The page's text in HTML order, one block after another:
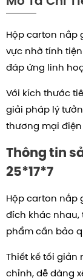
Hộp carton nắp
vực nhờ tính
đáp ứng linh
Với kích thước
giải pháp lý
thương mại điện
Thông tin
25*17*7
Hộp carton nắp
đích khác
phẩm cần bảo
Thiết kế tối giản
chỉnh, dễ dàng